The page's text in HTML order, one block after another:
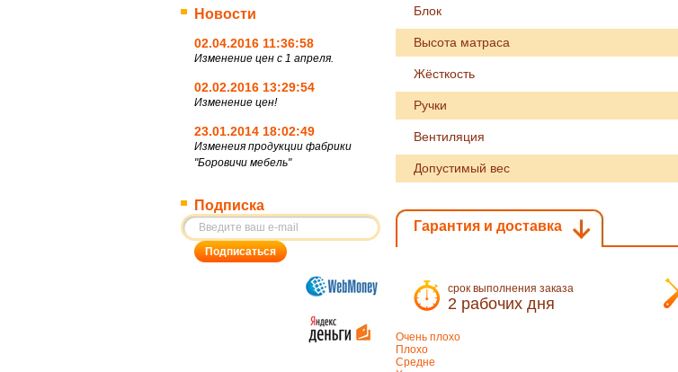
Новости
02.04.2016 11:36:58
Изменение цен с 1 апреля.
02.02.2016 13:29:54
Изменение цен!
23.01.2014 18:02:49
Изменеия продукции фабрики
"Боровичи мебель"
Подписка
Блок
Высота матраса
Жёсткость
Ручки
Вентиляция
Допустимый вес
Гарантия и доставка
срок выполнения заказа
2 рабочих дня
Очень плохо
Плохо
Средне